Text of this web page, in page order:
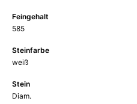
Feingehalt
585
Steinfarbe
weiß
Stein
Diam.